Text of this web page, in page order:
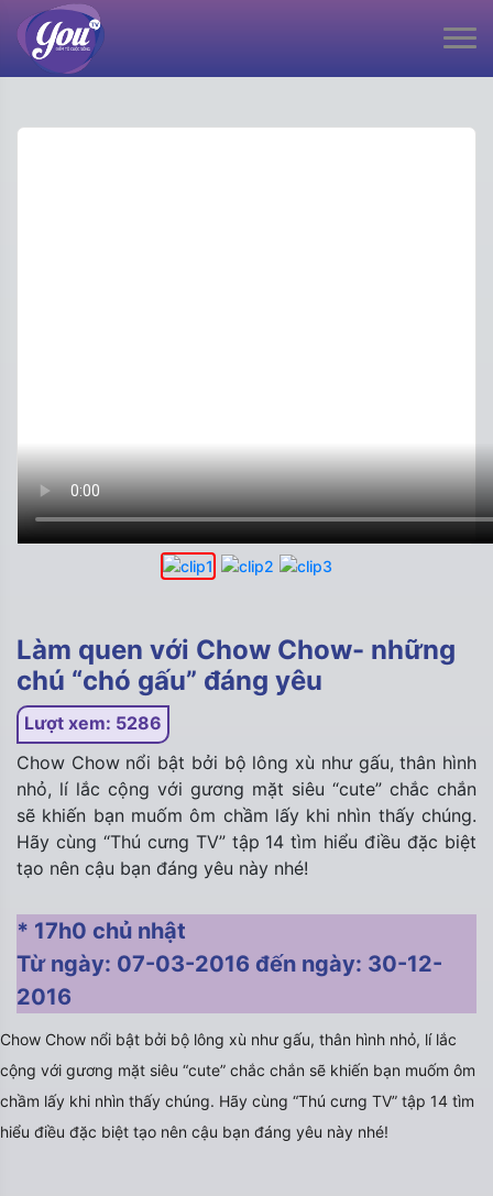
Làm quen với Chow Chow- những
chú “chó gấu” đáng yêu
Lượt xem: 5286
Chow Chow nổi bật bởi bộ lông xù như gấu, thân hình
nhỏ, lí lắc cộng với gương mặt siêu “cute” chắc chắn
sẽ khiến bạn muốm ôm chầm lấy khi nhìn thấy chúng.
Hãy cùng “Thú cưng TV” tập 14 tìm hiểu điều đặc biệt
tạo nên cậu bạn đáng yêu này nhé!
* 17h0 chủ nhật
Từ ngày: 07-03-2016 đến ngày: 30-12-
2016
Chow Chow nổi bật bởi bộ lông xù như gấu, thân hình nhỏ, lí lắc
cộng với gương mặt siêu “cute” chắc chắn sẽ khiến bạn muốm ôm
chầm lấy khi nhìn thấy chúng. Hãy cùng “Thú cưng TV” tập 14 tìm
hiểu điều đặc biệt tạo nên cậu bạn đáng yêu này nhé!